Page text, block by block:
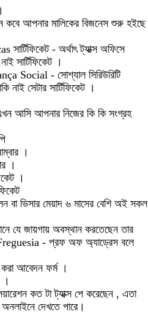
আপনার মালিকের বিজনেস শুরু হইছে
- অর্থাৎ ট্যাক্স অফিসে
সার্টিফিকেট ।
Social - সোশ্যাল সিরিউরিটি
নাই সেটার সার্টিফিকেট ।
আসি আপনার নিজের কি কি সংগ্রহ
।
।
।
বা ভিসার মেয়াদ ৬ মাসের বেশি অই সকল
যে জায়গায় অবস্থান করতেছেন তার
- প্রফ অফ অ্যাড্রেস বলে
আবেদন ফর্ম ।
।
কত টা ট্যাক্স পে করেছেন , এতা
দেখতে পারে।